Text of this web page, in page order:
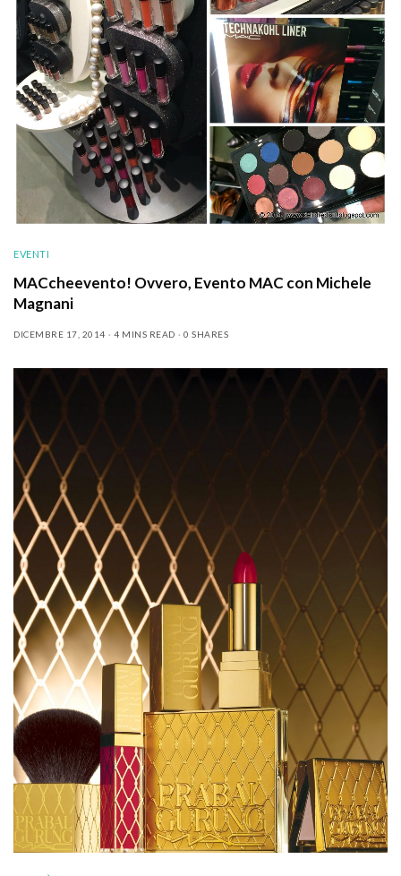
EVENTI
MACcheevento! Ovvero, Evento MAC con Michele
Magnani
DICEMBRE 17, 2014 4 MINS READ 0 SHARES